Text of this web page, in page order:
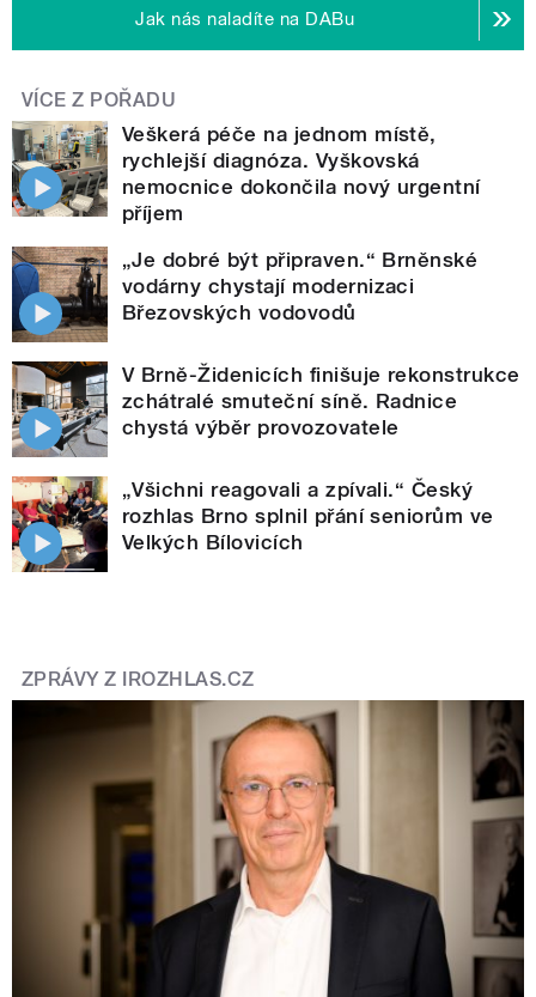
Jak nás naladíte na DABu
VÍCE Z POŘADU
Veškerá péče na jednom místě,
rychlejší diagnóza. Vyškovská
nemocnice dokončila nový urgentní
příjem
„Je dobré být připraven.“ Brněnské
vodárny chystají modernizaci
Březovských vodovodů
V Brně-Židenicích finišuje rekonstrukce
zchátralé smuteční síně. Radnice
chystá výběr provozovatele
„Všichni reagovali a zpívali.“ Český
rozhlas Brno splnil přání seniorům ve
Velkých Bílovicích
ZPRÁVY Z IROZHLAS.CZ